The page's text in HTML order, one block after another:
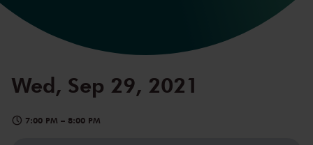
Wed, Sep 29, 2021
7:00 PM – 8:00 PM